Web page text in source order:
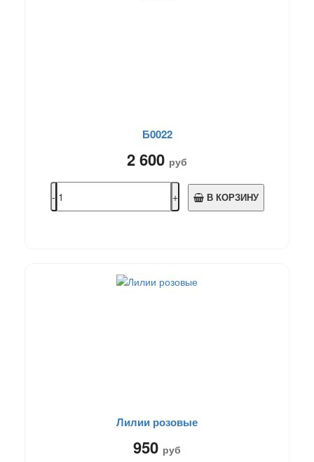
Б0022
2 600 руб
В КОРЗИНУ
Лилии розовые
950 руб